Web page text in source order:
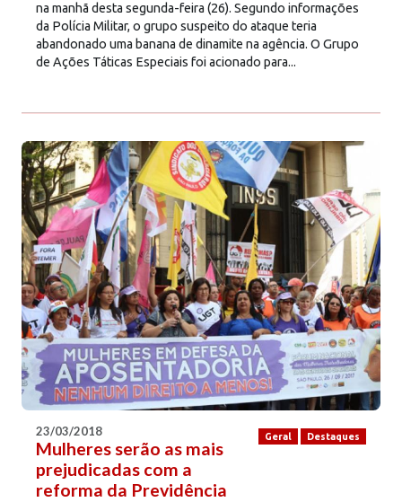
na manhã desta segunda-feira (26). Segundo informações
da Polícia Militar, o grupo suspeito do ataque teria
abandonado uma banana de dinamite na agência. O Grupo
de Ações Táticas Especiais foi acionado para...
Geral Destaques
23/03/2018
Mulheres serão as mais
prejudicadas com a
reforma da Previdência